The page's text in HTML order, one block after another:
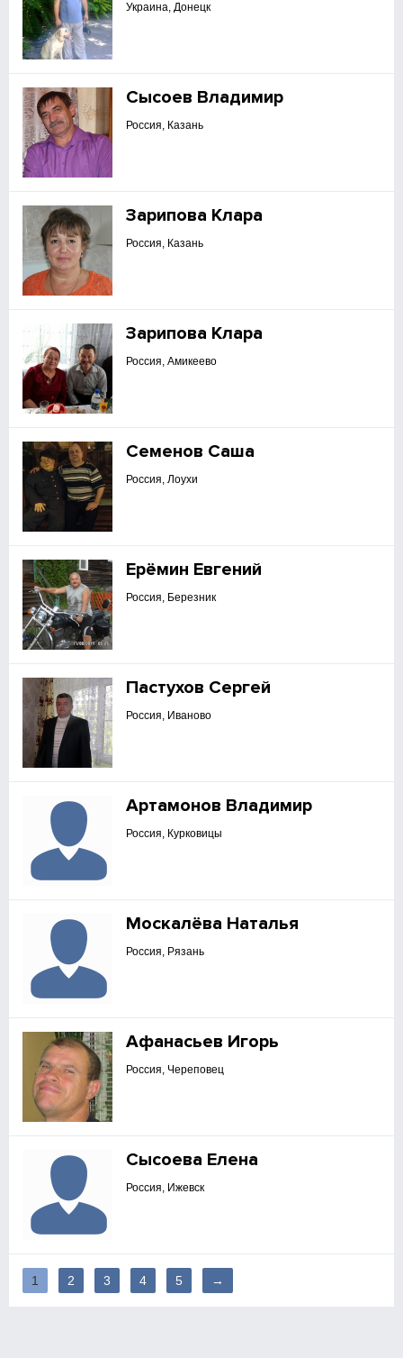
Украина, Донецк
Сысоев Владимир
Россия, Казань
Зарипова Клара
Россия, Казань
Зарипова Клара
Россия, Амикеево
Семенов Саша
Россия, Лоухи
Ерёмин Евгений
Россия, Березник
Пастухов Сергей
Россия, Иваново
Артамонов Владимир
Россия, Курковицы
Москалёва Наталья
Россия, Рязань
Афанасьев Игорь
Россия, Череповец
Сысоева Елена
Россия, Ижевск
1 2 3 4 5 →